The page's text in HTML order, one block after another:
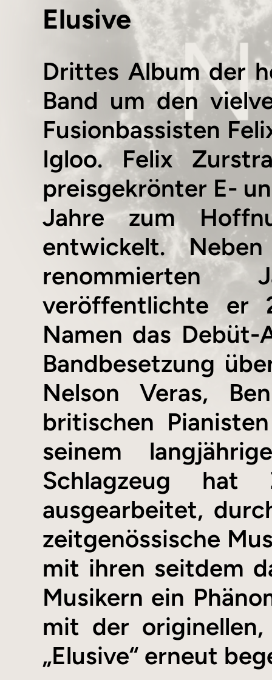
Elusive
Drittes Album der
Band um den
Fusionbassisten
Igloo. Felix
preisgekrönter E-
Jahre zum
entwickelt.
renommierten
veröffentlichte er
Namen das Debüt-
Bandbesetzung
Nelson Veras,
britischen
seinem
Schlagzeug hat
ausgearbeitet,
zeitgenössische
mit ihren seitdem
Musikern ein
mit der
„Elusive“ erneut